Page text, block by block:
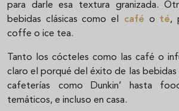
para darle esa textura granizada.
bebidas clásicas como el café o té,
coffe o ice tea.
Tanto los cócteles como las café o
claro el porqué del éxito de las bebidas
cafeterías como Dunkin’ hasta
temáticos, e incluso en casa.